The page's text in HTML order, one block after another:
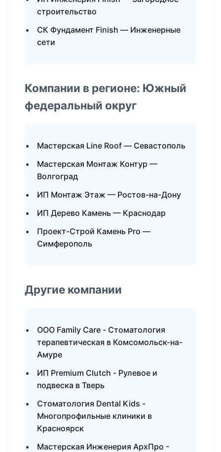
строительство
СК Фундамент Finish — Инженерные
сети
Компании в регионе: Южный
федеральный округ
Мастерская Line Roof — Севастополь
Мастерская Монтаж Контур —
Волгоград
ИП Монтаж Этаж — Ростов-на-Дону
ИП Дерево Камень — Краснодар
Проект-Строй Камень Pro —
Симферополь
Другие компании
ООО Family Care - Стоматология
терапевтическая в Комсомольск-на-
Амуре
ИП Premium Clutch - Рулевое и
подвеска в Тверь
Стоматология Dental Kids -
Многопрофильные клиники в
Красноярск
Мастерская Инженерия АрхПро -